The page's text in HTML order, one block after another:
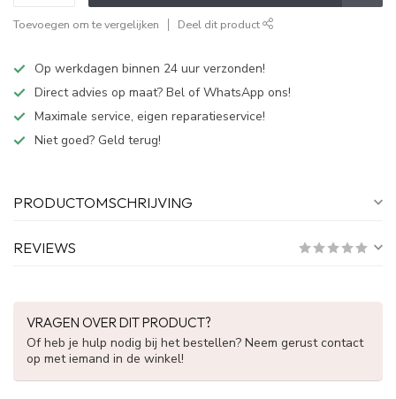
Toevoegen om te vergelijken Deel dit product
Op werkdagen binnen 24 uur verzonden!
Direct advies op maat? Bel of WhatsApp ons!
Maximale service, eigen reparatieservice!
Niet goed? Geld terug!
PRODUCTOMSCHRIJVING
REVIEWS
VRAGEN OVER DIT PRODUCT?
Of heb je hulp nodig bij het bestellen? Neem gerust contact
op met iemand in de winkel!